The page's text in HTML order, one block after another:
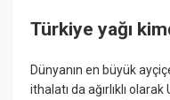
Türkiye yağı
Dünyanın en büyük
ithalatı da ağırlıklı